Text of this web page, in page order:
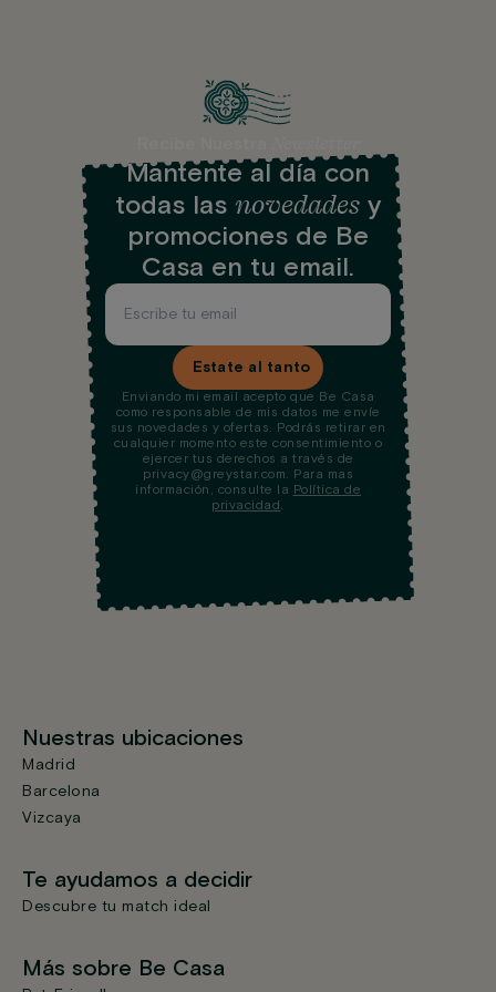
Mantente al día con
todas las novedades y
promociones de Be
Casa en tu email.
Estate al tanto
Enviando mi email acepto que Be Casa
como responsable de mis datos me envíe
sus novedades y ofertas. Podrás retirar en
cualquier momento este consentimiento o
ejercer tus derechos a través de
privacy@greystar.com. Para mas
información, consulte la Política de
privacidad.
Nuestras ubicaciones
Madrid
Barcelona
Vizcaya
Te ayudamos a decidir
Descubre tu match ideal
Más sobre Be Casa